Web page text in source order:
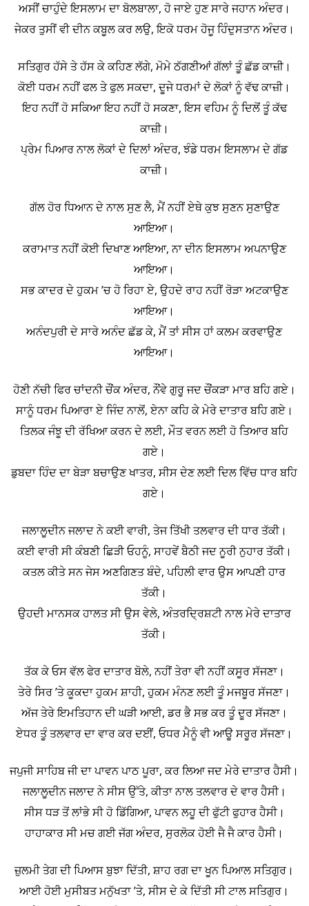
ਅਸੀਂ ਚਾਹੁੰਦੇ ਇਸਲਾਮ ਦਾ ਬੋਲਬਾਲਾ, ਹੋ ਜਾਏ ਹੁਣ ਸਾਰੇ ਜਹਾਨ ਅੰਦਰ।
ਜੇਕਰ ਤੁਸੀਂ ਵੀ ਦੀਨ ਕਬੂਲ ਕਰ ਲਉ, ਇਕੋ ਧਰਮ ਹੋਜੂ ਹਿੰਦੁਸਤਾਨ ਅੰਦਰ।
ਸਤਿਗੁਰ ਹੱਸੇ ਤੇ ਹੱਸ ਕੇ ਕਹਿਣ ਲੱਗੇ, ਮੋਮੇ ਠੱਗਣੀਆਂ ਗੱਲਾਂ ਤੂੰ ਛੱਡ ਕਾਜ਼ੀ।
ਕੋਈ ਧਰਮ ਨਹੀਂ ਫਲ ਤੇ ਫੁਲ ਸਕਦਾ, ਦੂਜੇ ਧਰਮਾਂ ਦੇ ਲੋਕਾਂ ਨੂੰ ਵੱਢ ਕਾਜ਼ੀ।
ਇਹ ਨਹੀਂ ਹੋ ਸਕਿਆ ਇਹ ਨਹੀਂ ਹੋ ਸਕਣਾ, ਇਸ ਵਹਿਮ ਨੂੰ ਦਿਲੋਂ ਤੂੰ ਕੱਢ
ਕਾਜ਼ੀ।
ਪ੍ਰੇਮ ਪਿਆਰ ਨਾਲ ਲੋਕਾਂ ਦੇ ਦਿਲਾਂ ਅੰਦਰ, ਝੰਡੇ ਧਰਮ ਇਸਲਾਮ ਦੇ ਗੱਡ
ਕਾਜ਼ੀ।
ਗੱਲ ਹੋਰ ਧਿਆਨ ਦੇ ਨਾਲ ਸੁਣ ਲੈ, ਮੈਂ ਨਹੀਂ ਏਥੇ ਕੁਝ ਸੁਣਨ ਸੁਣਾਉਣ
ਆਇਆ।
ਕਰਾਮਾਤ ਨਹੀਂ ਕੋਈ ਦਿਖਾਣ ਆਇਆ, ਨਾ ਦੀਨ ਇਸਲਾਮ ਅਪਨਾਉਣ
ਆਇਆ।
ਸਭ ਕਾਦਰ ਦੇ ਹੁਕਮ ’ਚ ਹੋ ਰਿਹਾ ਏ, ਉਹਦੇ ਰਾਹ ਨਹੀਂ ਰੋੜਾ ਅਟਕਾਉਣ
ਆਇਆ।
ਅਨੰਦਪੁਰੀ ਦੇ ਸਾਰੇ ਅਨੰਦ ਛੱਡ ਕੇ, ਮੈਂ ਤਾਂ ਸੀਸ ਹਾਂ ਕਲਮ ਕਰਵਾਉਣ
ਆਇਆ।
ਹੋਣੀ ਨੱਚੀ ਫਿਰ ਚਾਂਦਨੀ ਚੌਂਕ ਅੰਦਰ, ਨੌਂਵੇ ਗੁਰੂ ਜਦ ਚੌਂਕੜਾ ਮਾਰ ਬਹਿ ਗਏ।
ਸਾਨੂੰ ਧਰਮ ਪਿਆਰਾ ਏ ਜਿੰਦ ਨਾਲੋਂ, ਏਨਾ ਕਹਿ ਕੇ ਮੇਰੇ ਦਾਤਾਰ ਬਹਿ ਗਏ।
ਤਿਲਕ ਜੰਝੂ ਦੀ ਰੱਖਿਆ ਕਰਨ ਦੇ ਲਈ, ਮੌਤ ਵਰਨ ਲਈ ਹੋ ਤਿਆਰ ਬਹਿ
ਗਏ।
ਡੁਬਦਾ ਹਿੰਦ ਦਾ ਬੇੜਾ ਬਚਾਉਣ ਖਾਤਰ, ਸੀਸ ਦੇਣ ਲਈ ਦਿਲ ਵਿੱਚ ਧਾਰ ਬਹਿ
ਗਏ।
ਜਲਾਲੂਦੀਨ ਜਲਾਦ ਨੇ ਕਈ ਵਾਰੀ, ਤੇਜ ਤਿੱਖੀ ਤਲਵਾਰ ਦੀ ਧਾਰ ਤੱਕੀ।
ਕਈ ਵਾਰੀ ਸੀ ਕੰਬਣੀ ਛਿੜੀ ਓਹਨੂੰ, ਸਾਹਵੇਂ ਬੈਠੀ ਜਦ ਨੂਰੀ ਨੁਹਾਰ ਤੱਕੀ।
ਕਤਲ ਕੀਤੇ ਸਨ ਜੇਸ ਅਣਗਿਣਤ ਬੰਦੇ, ਪਹਿਲੀ ਵਾਰ ਉਸ ਆਪਣੀ ਹਾਰ
ਤੱਕੀ।
ਉਹਦੀ ਮਾਨਸਕ ਹਾਲਤ ਸੀ ਉਸ ਵੇਲੇ, ਅੰਤਰਦ੍ਰਿਸ਼ਟੀ ਨਾਲ ਮੇਰੇ ਦਾਤਾਰ
ਤੱਕੀ।
ਤੱਕ ਕੇ ਓਸ ਵੱਲ ਫੇਰ ਦਾਤਾਰ ਬੋਲੇ, ਨਹੀਂ ਤੇਰਾ ਵੀ ਨਹੀਂ ਕਸੂਰ ਸੱਜਣਾ।
ਤੇਰੇ ਸਿਰ ’ਤੇ ਕੂਕਦਾ ਹੁਕਮ ਸ਼ਾਹੀ, ਹੁਕਮ ਮੰਨਣ ਲਈ ਤੂੰ ਮਜਬੂਰ ਸੱਜਣਾ।
ਅੱਜ ਤੇਰੇ ਇਮਤਿਹਾਨ ਦੀ ਘੜੀ ਆਈ, ਡਰ ਭੈ ਸਭ ਕਰ ਤੂੰ ਦੂਰ ਸੱਜਣਾ।
ਏਧਰ ਤੂੰ ਤਲਵਾਰ ਦਾ ਵਾਰ ਕਰ ਦਈਂ, ਓਧਰ ਮੈਨੂੰ ਵੀ ਆਊ ਸਰੂਰ ਸੱਜਣਾ।
ਜਪੁਜੀ ਸਾਹਿਬ ਜੀ ਦਾ ਪਾਵਨ ਪਾਠ ਪੂਰਾ, ਕਰ ਲਿਆ ਜਦ ਮੇਰੇ ਦਾਤਾਰ ਹੈਸੀ।
ਜਲਾਲੂਦੀਨ ਜਲਾਦ ਨੇ ਸੀਸ ਉੱਤੇ, ਕੀਤਾ ਨਾਲ ਤਲਵਾਰ ਦੇ ਵਾਰ ਹੈਸੀ।
ਸੀਸ ਧੜ ਤੋਂ ਲਾਂਭੇ ਸੀ ਹੋ ਡਿੱਗਿਆ, ਪਾਵਨ ਲਹੂ ਦੀ ਫੁੱਟੀ ਫੁਹਾਰ ਹੈਸੀ।
ਹਾਹਾਕਾਰ ਸੀ ਮਚ ਗਈ ਜੱਗ ਅੰਦਰ, ਸੁਰਲੋਕ ਹੋਈ ਜੈ ਜੈ ਕਾਰ ਹੈਸੀ।
ਜ਼ੁਲਮੀ ਤੇਗ ਦੀ ਪਿਆਸ ਬੁਝਾ ਦਿੱਤੀ, ਸ਼ਾਹ ਰਗ ਦਾ ਖੂਨ ਪਿਆਲ ਸਤਿਗੁਰ।
ਆਈ ਹੋਈ ਮੁਸੀਬਤ ਮਨੁੱਖਤਾ ’ਤੇ, ਸੀਸ ਦੇ ਕੇ ਦਿੱਤੀ ਸੀ ਟਾਲ ਸਤਿਗੁਰ।